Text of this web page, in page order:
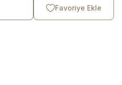
Favoriye Ekle